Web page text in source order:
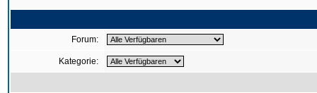
Forum:
Kategorie: